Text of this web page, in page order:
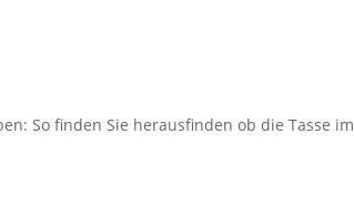
So finden Sie herausfinden ob die Tasse im